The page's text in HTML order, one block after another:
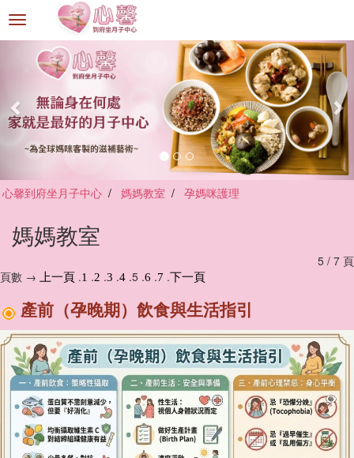
選
單
心馨到府坐月子中心 媽媽教室 孕媽咪護理
媽媽教室
5 / 7 頁
頁數 →
上一頁 .1 .2 .3 .4 .5 .6 .7 .下一頁
產前（孕晚期）飲食與生活指引